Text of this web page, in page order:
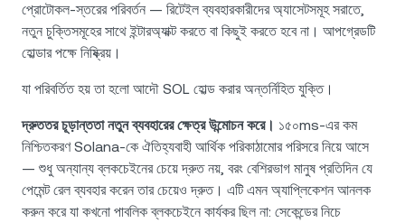
প্রোটোকল-স্তরের পরিবর্তন — রিটেইল ব্যবহারকারীদের অ্যাসেটসমূহ সরাতে,
নতুন চুক্তিসমূহের সাথে ইন্টারঅ্যাক্ট করতে বা কিছুই করতে হবে না। আপগ্রেডটি
হোল্ডার পক্ষে নিষ্ক্রিয়।
যা পরিবর্তিত হয় তা হলো আদৌ SOL হোল্ড করার অন্তর্নিহিত যুক্তি।
দ্রুততর চূড়ান্ততা নতুন ব্যবহারের ক্ষেত্র উন্মোচন করে। ১৫০ms-এর কম
নিশ্চিতকরণ Solana-কে ঐতিহ্যবাহী আর্থিক পরিকাঠামোর পরিসরে নিয়ে আসে
— শুধু অন্যান্য ব্লকচেইনের চেয়ে দ্রুত নয়, বরং বেশিরভাগ মানুষ প্রতিদিন যে
পেমেন্ট রেল ব্যবহার করেন তার চেয়েও দ্রুত। এটি এমন অ্যাপ্লিকেশন আনলক
করুন করে যা কখনো পাবলিক ব্লকচেইনে কার্যকর ছিল না: সেকেন্ডের নিচে